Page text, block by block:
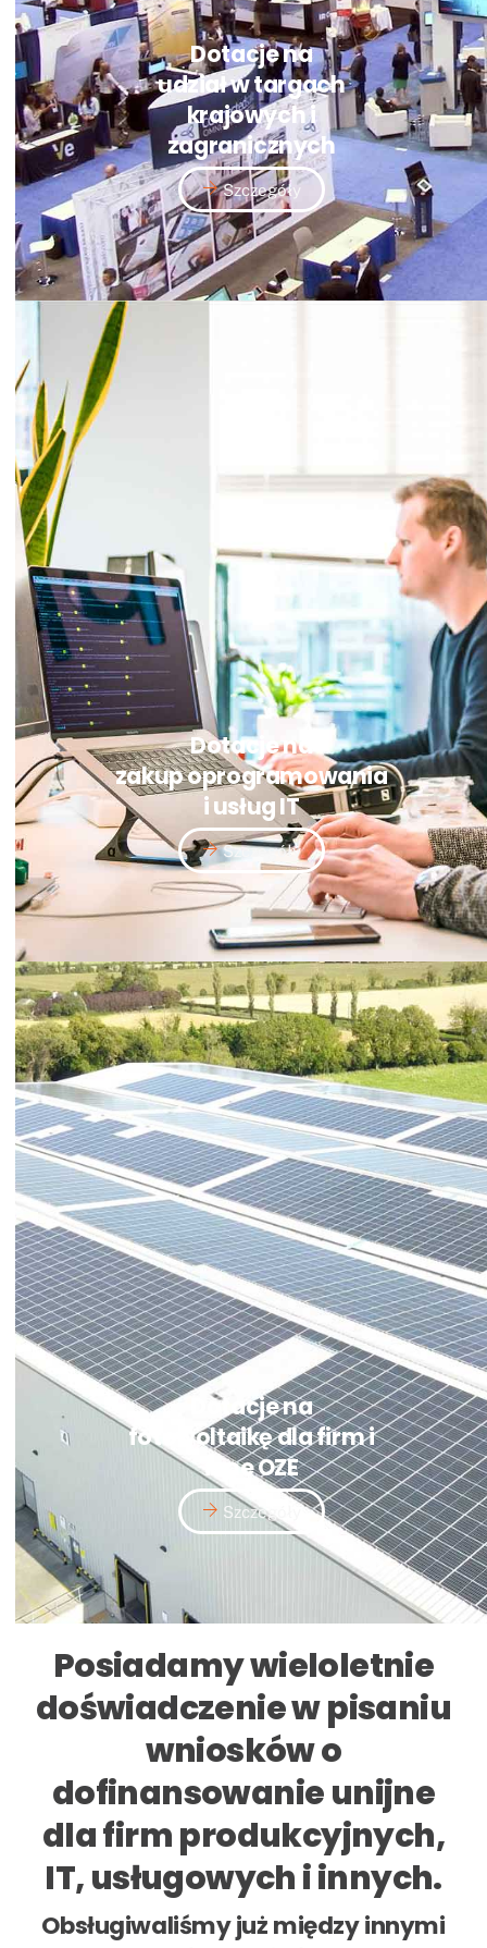
Dotacje na
udział w targach
krajowych i
zagranicznych
Szczegóły
Dotacje na
zakup oprogramowania
i usług IT
Szczegóły
Dotacje na
fotowoltaikę dla firm i
inne OZE
Szczegóły
Posiadamy wieloletnie
doświadczenie w pisaniu
wniosków o
dofinansowanie unijne
dla firm produkcyjnych,
IT, usługowych i innych.
Obsługiwaliśmy już między innymi